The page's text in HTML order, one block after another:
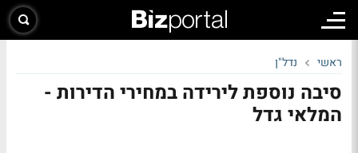
ראשי נדל"ן
סיבה נוספת לירידה במחירי הדירות -
המלאי גדל